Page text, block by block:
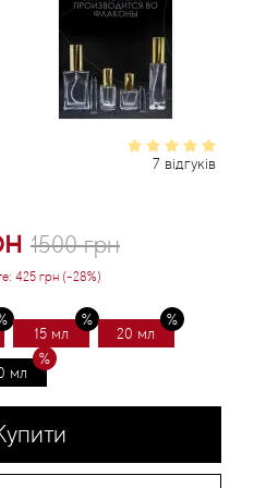
7 відгуків
1500 грн
425 грн (-28%)
15 мл 20 мл
мл